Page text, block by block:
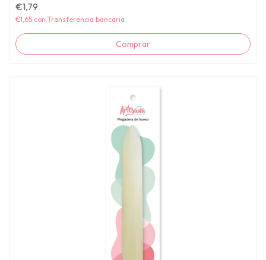
€1,79
€1,65 con Transferencia bancaria